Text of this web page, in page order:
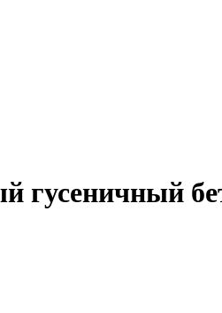
гусеничный